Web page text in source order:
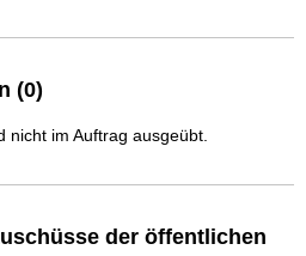
(0)
nicht im Auftrag ausgeübt.
der öffentlichen